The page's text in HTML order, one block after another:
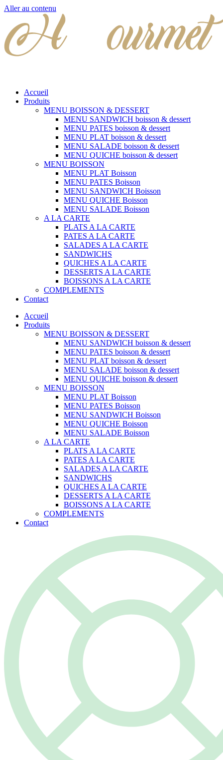
Aller au contenu
Accueil
Produits
MENU BOISSON & DESSERT
MENU SANDWICH boisson & dessert
MENU PATES boisson & dessert
MENU PLAT boisson & dessert
MENU SALADE boisson & dessert
MENU QUICHE boisson & dessert
MENU BOISSON
MENU PLAT Boisson
MENU PATES Boisson
MENU SANDWICH Boisson
MENU QUICHE Boisson
MENU SALADE Boisson
A LA CARTE
PLATS A LA CARTE
PATES A LA CARTE
SALADES A LA CARTE
SANDWICHS
QUICHES A LA CARTE
DESSERTS A LA CARTE
BOISSONS A LA CARTE
COMPLEMENTS
Contact
Accueil
Produits
MENU BOISSON & DESSERT
MENU SANDWICH boisson & dessert
MENU PATES boisson & dessert
MENU PLAT boisson & dessert
MENU SALADE boisson & dessert
MENU QUICHE boisson & dessert
MENU BOISSON
MENU PLAT Boisson
MENU PATES Boisson
MENU SANDWICH Boisson
MENU QUICHE Boisson
MENU SALADE Boisson
A LA CARTE
PLATS A LA CARTE
PATES A LA CARTE
SALADES A LA CARTE
SANDWICHS
QUICHES A LA CARTE
DESSERTS A LA CARTE
BOISSONS A LA CARTE
COMPLEMENTS
Contact